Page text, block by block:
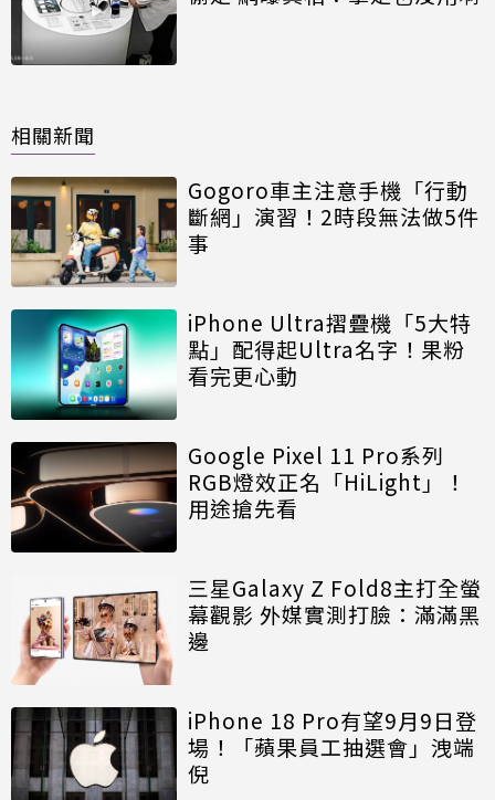
相關新聞
Gogoro車主注意手機「行動
斷網」演習！2時段無法做5件
事
iPhone Ultra摺疊機「5大特
點」配得起Ultra名字！果粉
看完更心動
Google Pixel 11 Pro系列
RGB燈效正名「HiLight」！
用途搶先看
三星Galaxy Z Fold8主打全螢
幕觀影 外媒實測打臉：滿滿黑
邊
iPhone 18 Pro有望9月9日登
場！「蘋果員工抽選會」洩端
倪